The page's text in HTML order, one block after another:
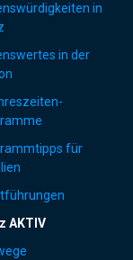
in
in der
für
AKTIV